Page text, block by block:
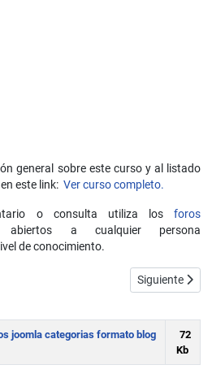
general sobre este curso y al listado
este link: Ver curso completo.
o consulta utiliza losforos
a cualquier persona
de conocimiento.
Configuraciones (página
Artículo
Siguiente
joomla categorias formato blog
72
Kb